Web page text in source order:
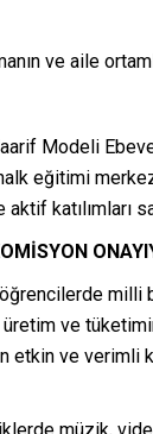
ve aile
Modeli
halk eğitimi
katılımları
milli
ve
etkin ve verimli
müzik,